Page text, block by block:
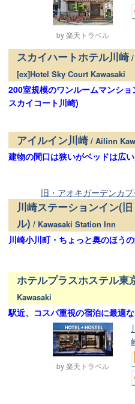
by 楽天トラベル
スカイハートホテル川崎/
[ex]Hotel Sky Court Kawasaki
200室規模のワンルームマンシ
スカイコート川崎)
アイルイン川崎/ Ailinn
建物の間口は狭いがベッドは広
旧・アオキガーデンカ
川崎ステーションイン(
ル) / Kawasaki Station Inn
川崎小川町・ちょっと奥のほう
ホテルプラスホステル東
Kawasaki
駅近、コスパ重視の宿泊に最適
by 楽天トラベル